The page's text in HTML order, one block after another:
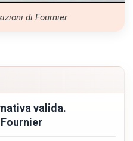
di Fournier
valida.